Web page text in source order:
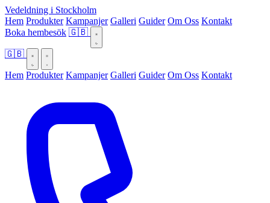
Vedeldning i Stockholm
Hem Produkter Kampanjer Galleri Guider Om Oss Kontakt
Boka hembesök 🇬🇧
🇬🇧
Hem Produkter Kampanjer Galleri Guider Om Oss Kontakt